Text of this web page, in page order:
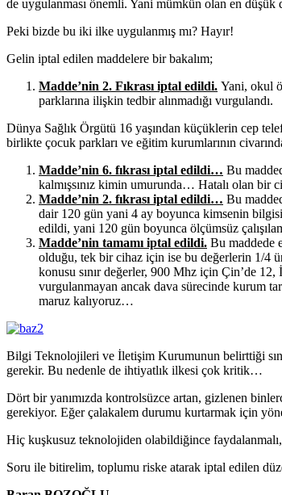
de uygulanması önemli. Yani mümkün olan en
Peki bizde bu iki ilke uygulanmış mı? Hayır!
Gelin iptal edilen maddelere bir bakalım;
Madde’nin 2. Fıkrası iptal edildi. Yani, okul
parklarına ilişkin tedbir alınmadığı vurgulandı.
Dünya Sağlık Örgütü 16 yaşından küçüklerin cep
birlikte çocuk parkları ve eğitim kurumlarının
Madde’nin 6. fıkrası iptal edildi… Bu
kalmışsınız kimin umurunda… Hatalı olan bir
Madde’nin 2. fıkrası iptal edildi… Bu
dair 120 gün yani 4 ay boyunca kimsenin
edildi, yani 120 gün boyunca ölçümsüz
Madde’nin tamamı iptal edildi. Bu maddede
olduğu, tek bir cihaz için ise bu değerlerin 1/4
konusu sınır değerler, 900 Mhz için Çin’de
vurgulanmayan ancak dava sürecinde kurum
maruz kalıyoruz…
Bilgi Teknolojileri ve İletişim Kurumunun belirttiği
gerekir. Bu nedenle de ihtiyatlık ilkesi çok kritik…
Dört bir yanımızda kontrolsüzce artan, gizlenen
gerekiyor. Eğer çalakalem durumu kurtarmak için
Hiç kuşkusuz teknolojiden olabildiğince
Soru ile bitirelim, toplumu riske atarak iptal edilen